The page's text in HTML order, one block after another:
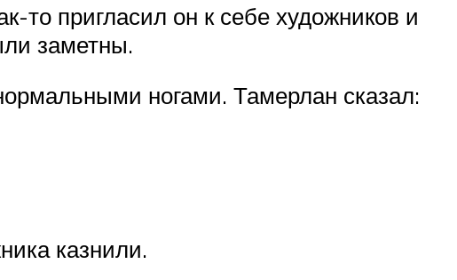
то пригласил он к себе художников и
заметны.
ногами. Тамерлан сказал:
казнили.